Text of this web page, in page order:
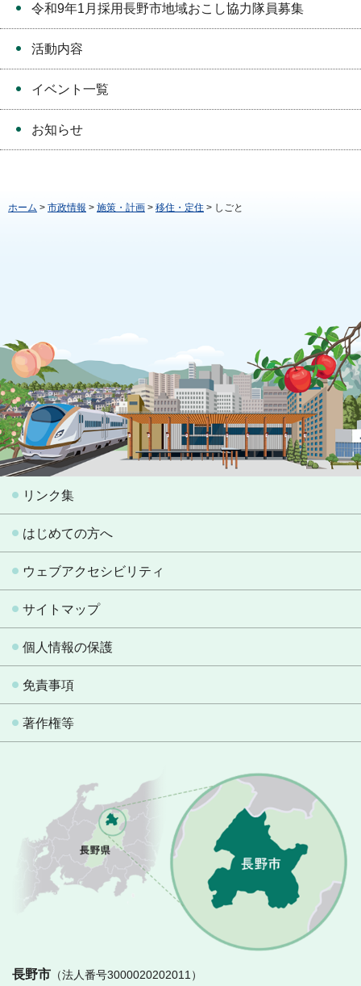
令和9年1月採用長野市地域おこし協力隊員募集
活動内容
イベント一覧
お知らせ
ホーム > 市政情報 > 施策・計画 > 移住・定住 > しごと
リンク集
はじめての方へ
ウェブアクセシビリティ
サイトマップ
個人情報の保護
免責事項
著作権等
長野市 （法人番号3000020202011）